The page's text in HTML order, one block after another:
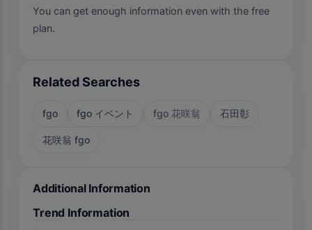
You can get enough information even with the free
plan.
Related Searches
fgo fgo イベント fgo 花咲翁 石田彰
花咲翁 fgo
Additional Information
Trend Information